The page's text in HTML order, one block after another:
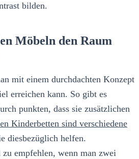
bilden.
Möbeln den Raum
mit einem durchdachten Konzept
erreichen kann. So gibt es
punkten, dass sie zusätzlichen
Kinderbetten sind verschiedene
diesbezüglich helfen.
zu empfehlen, wenn man zwei